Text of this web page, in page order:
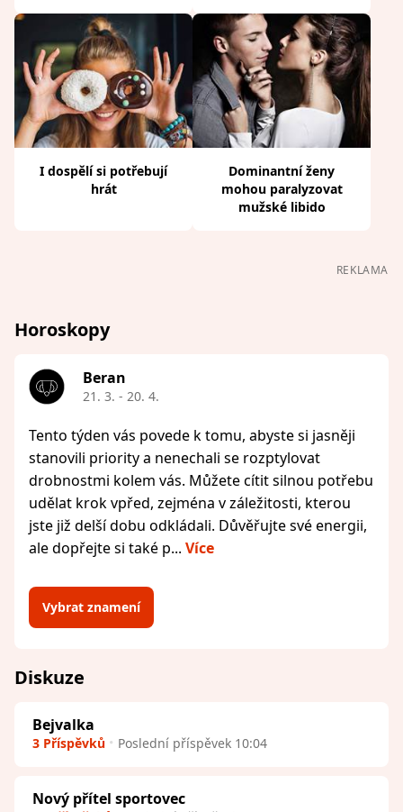
I dospělí si potřebují
hrát
Dominantní ženy
mohou paralyzovat
mužské libido
REKLAMA
Horoskopy
Beran
21. 3. - 20. 4.
Tento týden vás povede k tomu, abyste si jasněji
stanovili priority a nenechali se rozptylovat
drobnostmi kolem vás. Můžete cítit silnou potřebu
udělat krok vpřed, zejména v záležitosti, kterou
jste již delší dobu odkládali. Důvěřujte své energii,
ale dopřejte si také p... Více
Vybrat znamení
Diskuze
Bejvalka
3 Příspěvků Poslední příspěvek 10:04
Nový přítel sportovec